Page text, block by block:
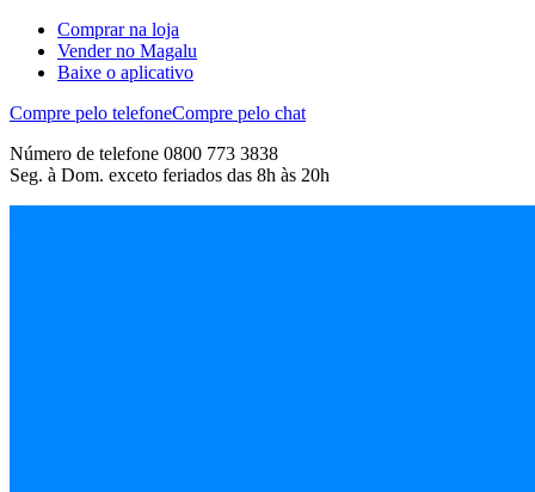
Comprar na loja
Vender no Magalu
Baixe o aplicativo
Compre pelo telefoneCompre pelo chat
Número de telefone 0800 773 3838
Seg. à Dom. exceto feriados das 8h às 20h